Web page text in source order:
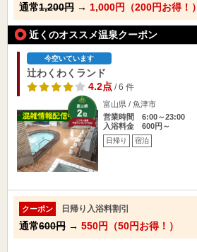
通常1,200円 → 1,000円（200円お得！）
近くのオススメ温泉クーポン
今空いています
辻わくわくランド
4.2点/ 6 件
富山県 / 魚津市
営業時間 6:00～23:00
入浴料金 600円～
日帰り 宿泊
クーポン 日帰り入浴料割引
通常600円 → 550円（50円お得！）